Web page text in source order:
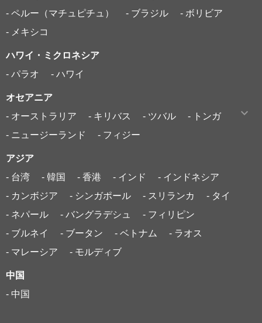
- ペルー（マチュピチュ）
- ブラジル
- ボリビア
- メキシコ
ハワイ・ミクロネシア
- パラオ
- ハワイ
オセアニア
- オーストラリア
- キリバス - ツバル
- トンガ
- ニュージーランド
- フィジー
アジア
- 台湾
- 韓国 - 香港 - インド
- インドネシア
- カンボジア
- シンガポール - スリランカ
- タイ
- ネパール
- バングラデシュ
- フィリピン
- ブルネイ
- ブータン - ベトナム
- ラオス
- マレーシア
- モルディブ
中国
- 中国